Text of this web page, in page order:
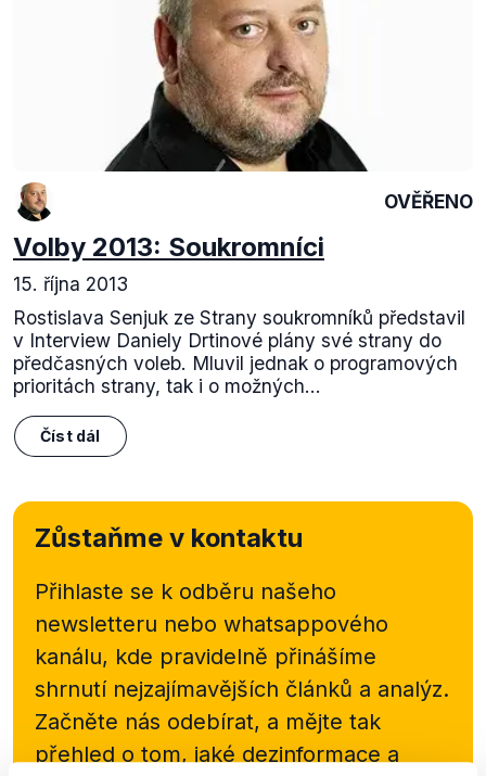
OVĚŘENO
Volby 2013: Soukromníci
15. října 2013
Rostislava Senjuk ze Strany soukromníků představil
v Interview Daniely Drtinové plány své strany do
předčasných voleb. Mluvil jednak o programových
prioritách strany, tak i o možných...
Číst dál
Zůstaňme v kontaktu
Přihlaste se k odběru našeho
newsletteru nebo whatsappového
kanálu, kde pravidelně přinášíme
shrnutí nejzajímavějších článků a analýz.
Začněte nás odebírat, a mějte tak
přehled o tom, jaké dezinformace a